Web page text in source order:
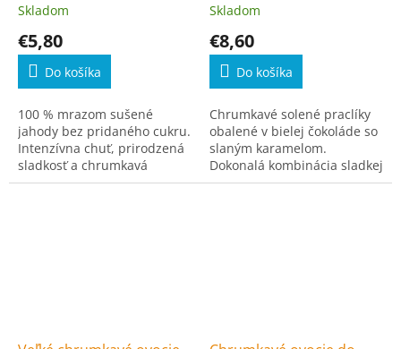
Skladom
€5,80
Do košíka
100 % mrazom sušené
jahody bez pridaného cukru.
Intenzívna chuť, prirodzená
sladkosť a chrumkavá
textúra v každom kúsku.
Skladom
€8,60
Do košíka
Chrumkavé solené praclíky
obalené v bielej čokoláde so
slaným karamelom.
Dokonalá kombinácia sladkej
a slanej chuti.